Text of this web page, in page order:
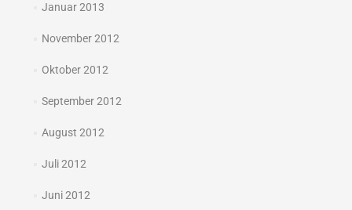
Januar 2013
November 2012
Oktober 2012
September 2012
August 2012
Juli 2012
Juni 2012